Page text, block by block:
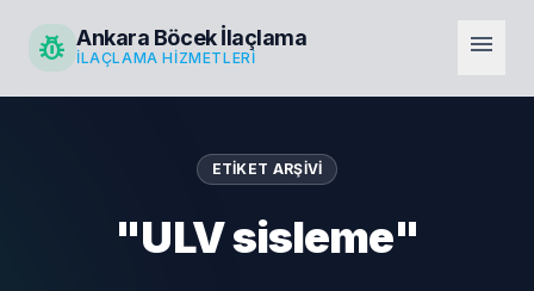
pest_control Ankara Böcek İlaçlama
İLAÇLAMA HIZMETLERI menu
ETIKET ARŞIVI
"ULV sisleme"